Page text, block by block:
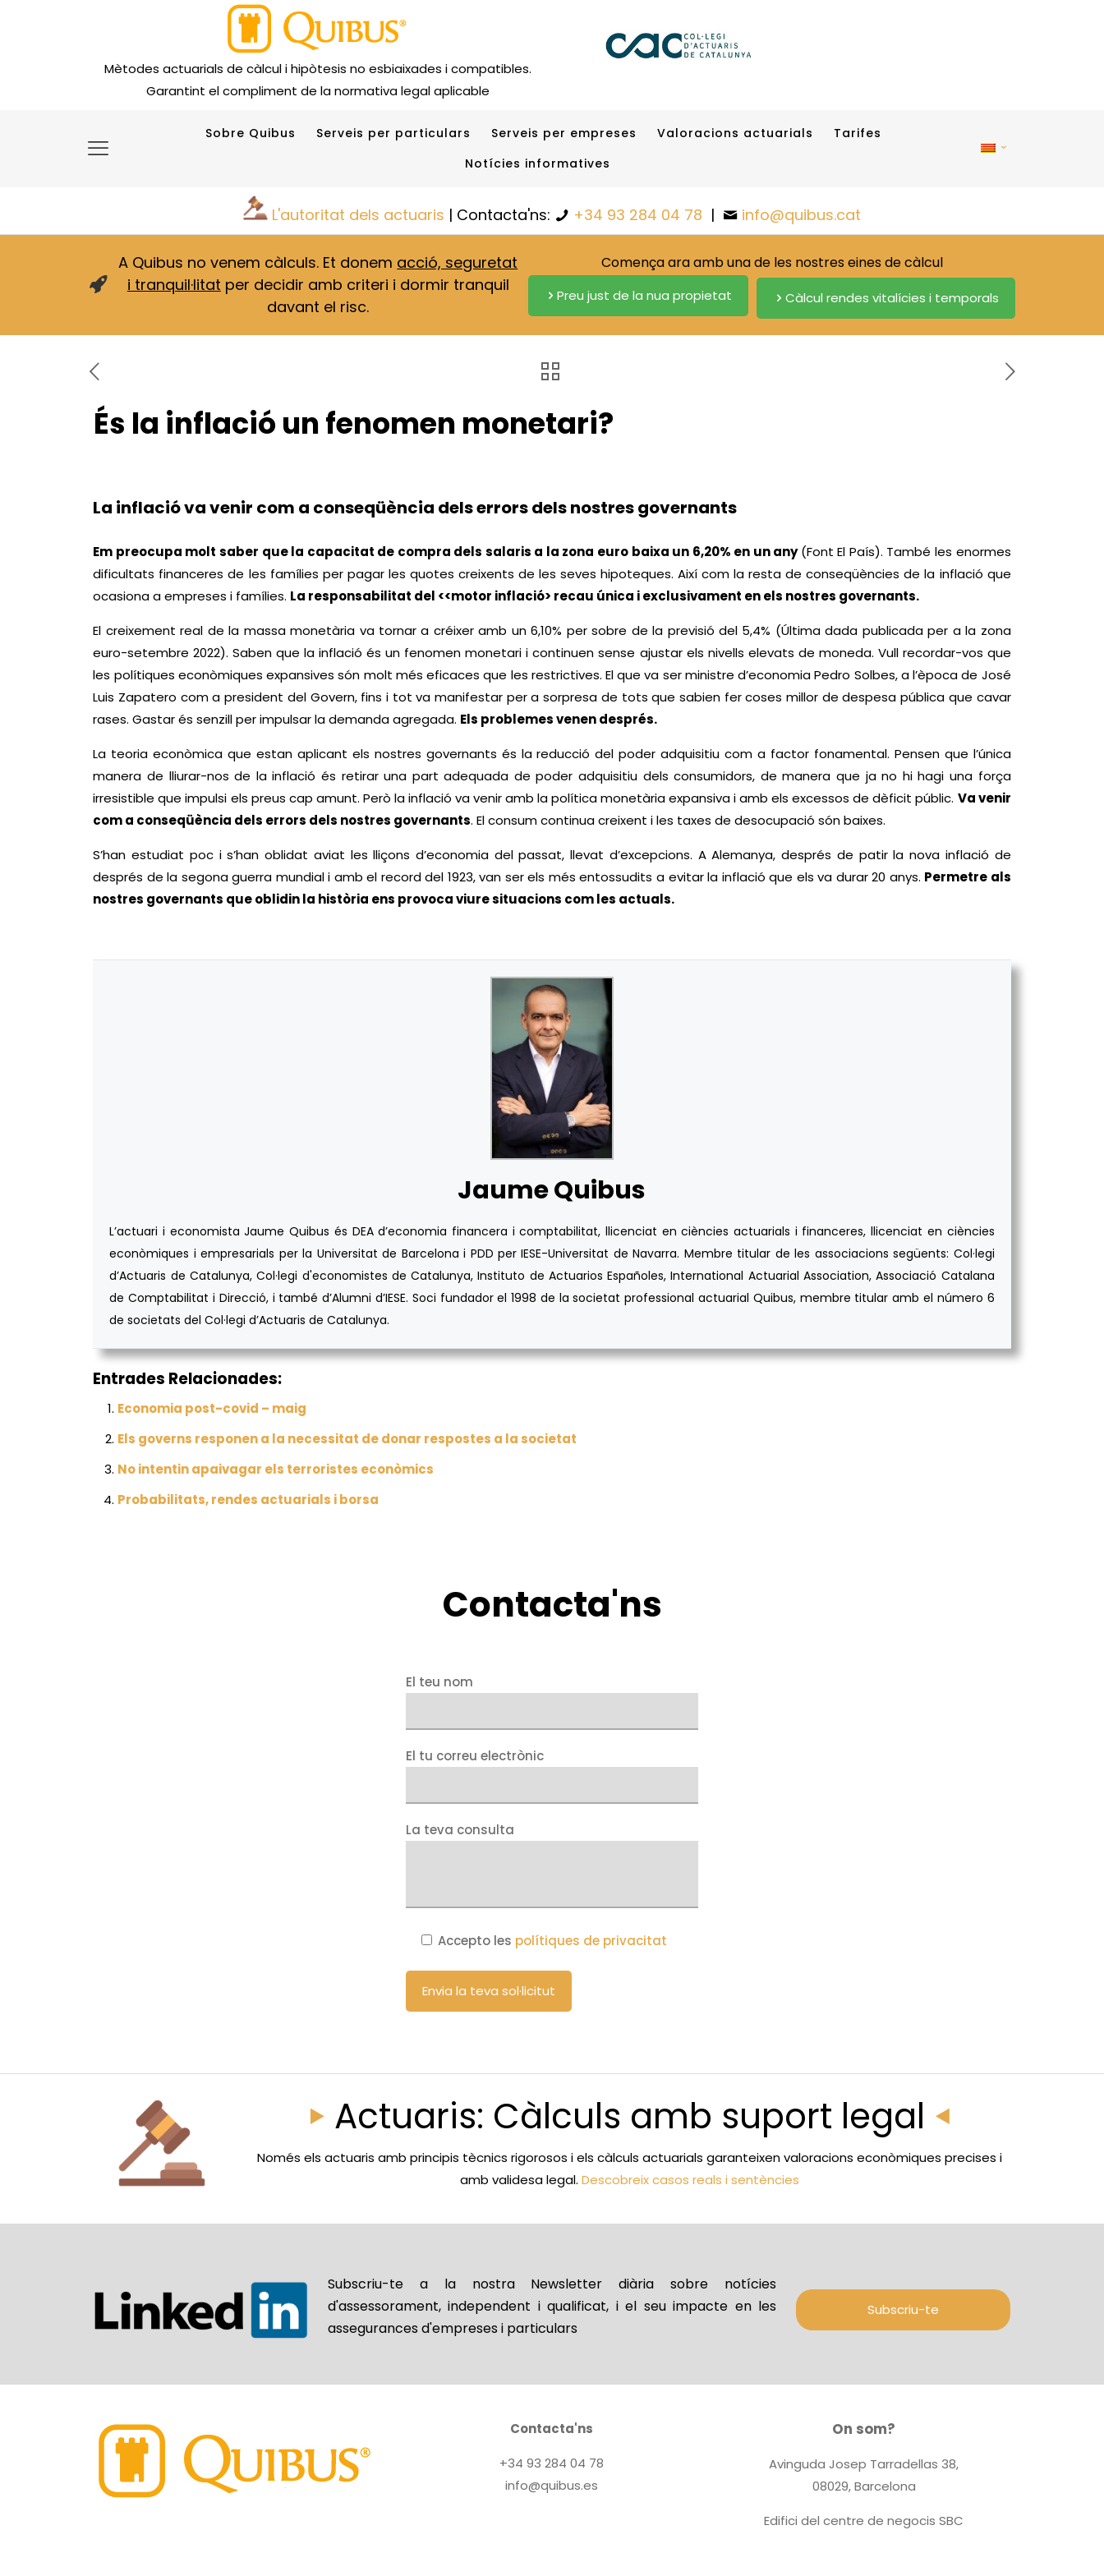
Mètodes actuarials de càlcul i hipòtesis no esbiaixades i compatibles.
Garantint el compliment de la normativa legal aplicable
Sobre Quibus Serveis per particulars Serveis per empreses Valoracions actuarials
Tarifes
Notícies informatives
L'autoritat dels actuaris | Contacta'ns: +34 93 284 04 78 | info@quibus.cat
A Quibus no venem càlculs. Et donem acció, seguretat
i tranquil·litat per decidir amb criteri i dormir tranquil
davant el risc.
Comença ara amb una de les nostres eines de càlcul
Preu just de la nua propietat Càlcul rendes vitalícies i temporals
És la inflació un fenomen monetari?
La inflació va venir com a conseqüència dels errors dels nostres governants
Em preocupa molt saber que la capacitat de compra dels salaris a la zona euro baixa un 6,20% en un any(Font El País). També les enormes
dificultats financeres de les famílies per pagar les quotes creixents de les seves hipoteques. Així com la resta de conseqüències de la inflació que
ocasiona a empreses i famílies. La responsabilitat del <<motor inflació> recau única i exclusivament en els nostres governants.
El creixement real de la massa monetària va tornar a créixer amb un 6,10% per sobre de la previsió del 5,4% (Última dada publicada per a la zona
euro-setembre 2022). Saben que la inflació és un fenomen monetari i continuen sense ajustar els nivells elevats de moneda. Vull recordar-vos que
les polítiques econòmiques expansives són molt més eficaces que les restrictives. El que va ser ministre d’economia Pedro Solbes, a l’època de José
Luis Zapatero com a president del Govern, fins i tot va manifestar per a sorpresa de tots que sabien fer coses millor de despesa pública que cavar
rases. Gastar és senzill per impulsar la demanda agregada. Els problemes venen després.
La teoria econòmica que estan aplicant els nostres governants és la reducció del poder adquisitiu com a factor fonamental. Pensen que l’única
manera de lliurar-nos de la inflació és retirar una part adequada de poder adquisitiu dels consumidors, de manera que ja no hi hagi una força
irresistible que impulsi els preus cap amunt. Però la inflació va venir amb la política monetària expansiva i amb els excessos de dèficit públic. Va venir
com a conseqüència dels errors dels nostres governants. El consum continua creixent i les taxes de desocupació són baixes.
S’han estudiat poc i s’han oblidat aviat les lliçons d’economia del passat, llevat d’excepcions. A Alemanya, després de patir la nova inflació de
després de la segona guerra mundial i amb el record del 1923, van ser els més entossudits a evitar la inflació que els va durar 20 anys. Permetre als
nostres governants que oblidin la història ens provoca viure situacions com les actuals.
Jaume Quibus
L’actuari i economista Jaume Quibus és DEA d’economia financera i comptabilitat, llicenciat en ciències actuarials i financeres, llicenciat en ciències
econòmiques i empresarials per la Universitat de Barcelona i PDD per IESE-Universitat de Navarra. Membre titular de les associacions següents: Col·legi
d’Actuaris de Catalunya, Col·legi d'economistes de Catalunya, Instituto de Actuarios Españoles, International Actuarial Association, Associació Catalana
de Comptabilitat i Direcció, i també d’Alumni d’IESE. Soci fundador el 1998 de la societat professional actuarial Quibus, membre titular amb el número 6
de societats del Col·legi d’Actuaris de Catalunya.
Entrades Relacionades:
Economia post-covid – maig
Els governs responen a la necessitat de donar respostes a la societat
No intentin apaivagar els terroristes econòmics
Probabilitats, rendes actuarials i borsa
Contacta'ns
El teu nom
El tu correu electrònic
La teva consulta
Accepto les polítiques de privacitat
Actuaris: Càlculs amb suport legal
Només els actuaris amb principis tècnics rigorosos i els càlculs actuarials garanteixen valoracions econòmiques precises i
amb validesa legal.Descobreix casos reals i sentències
Subscriu-te a la nostra Newsletter diària sobre notícies
d'assessorament, independent i qualificat, i el seu impacte en les
assegurances d'empreses i particulars
Subscriu-te
Contacta'ns
+34 93 284 04 78
info@quibus.es
On som?
Avinguda Josep Tarradellas 38,
08029, Barcelona
Edifici del centre de negocis SBC